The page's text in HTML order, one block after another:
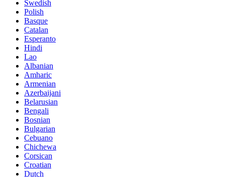
Swedish
Polish
Basque
Catalan
Esperanto
Hindi
Lao
Albanian
Amharic
Armenian
Azerbaijani
Belarusian
Bengali
Bosnian
Bulgarian
Cebuano
Chichewa
Corsican
Croatian
Dutch